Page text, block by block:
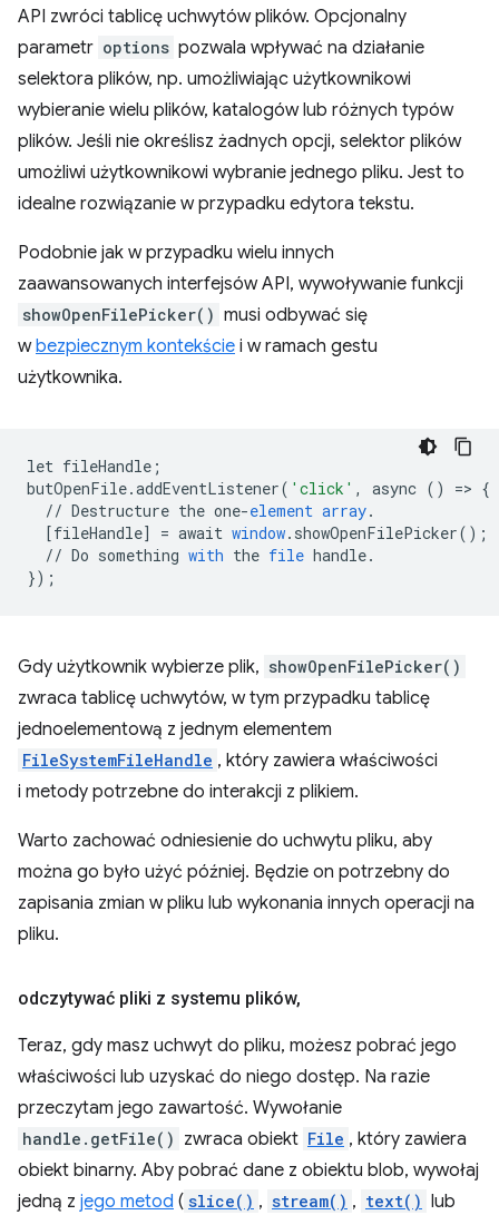
API zwróci tablicę uchwytów plików. Opcjonalny
parametr options pozwala wpływać na działanie
selektora plików, np. umożliwiając użytkownikowi
wybieranie wielu plików, katalogów lub różnych typów
plików. Jeśli nie określisz żadnych opcji, selektor plików
umożliwi użytkownikowi wybranie jednego pliku. Jest to
idealne rozwiązanie w przypadku edytora tekstu.
Podobnie jak w przypadku wielu innych
zaawansowanych interfejsów API, wywoływanie funkcji
showOpenFilePicker() musi odbywać się
wbezpiecznym kontekście i w ramach gestu
użytkownika.
let fileHandle ;
butOpenFile.addEventListener( 'click' , async () => {
// Destructure the one-element array.
[fileHandle] = await window. showOpenFilePicker();
// Do something with the file handle.
});
Gdy użytkownik wybierze plik, showOpenFilePicker()
zwraca tablicę uchwytów, w tym przypadku tablicę
jednoelementową z jednym elementem
FileSystemFileHandle , który zawiera właściwości
i metody potrzebne do interakcji z plikiem.
Warto zachować odniesienie do uchwytu pliku, aby
można go było użyć później. Będzie on potrzebny do
zapisania zmian w pliku lub wykonania innych operacji na
pliku.
odczytywać pliki z systemu plików,
Teraz, gdy masz uchwyt do pliku, możesz pobrać jego
właściwości lub uzyskać do niego dostęp. Na razie
przeczytam jego zawartość. Wywołanie
handle.getFile() zwraca obiekt File , który zawiera
obiekt binarny. Aby pobrać dane z obiektu blob, wywołaj
jedną z jego metod ( slice() , stream() , text() lub